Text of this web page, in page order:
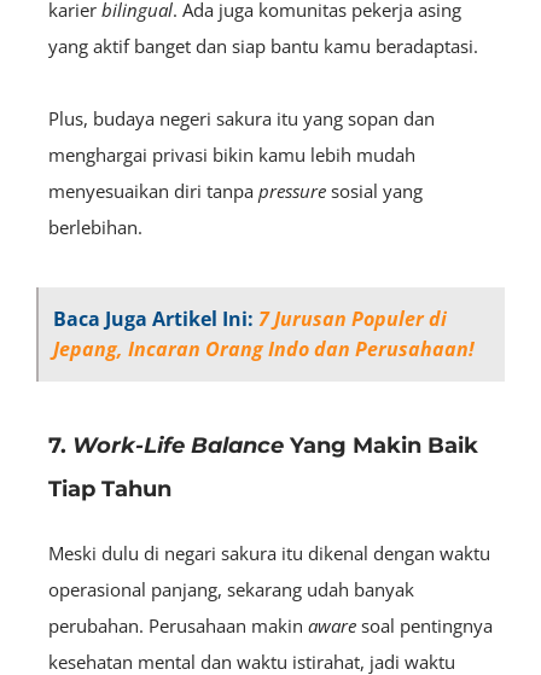
karier bilingual. Ada juga komunitas pekerja asing
yang aktif banget dan siap bantu kamu beradaptasi.
Plus, budaya negeri sakura itu yang sopan dan
menghargai privasi bikin kamu lebih mudah
menyesuaikan diri tanpa pressure sosial yang
berlebihan.
Baca Juga Artikel Ini: 7 Jurusan Populer di
Jepang, Incaran Orang Indo dan Perusahaan!
7. Work-Life Balance Yang Makin Baik
Tiap Tahun
Meski dulu di negari sakura itu dikenal dengan waktu
operasional panjang, sekarang udah banyak
perubahan. Perusahaan makin aware soal pentingnya
kesehatan mental dan waktu istirahat, jadi waktu